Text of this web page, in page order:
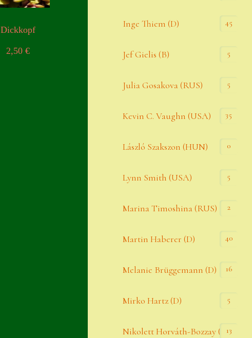
Warenkorb
Warenkorb
Widerrufsbelehrung
Dickkopf
2,50 €
Inge Thiem (D) 45
Jef Gielis (B) 5
Julia Gosakova (RUS) 5
Kevin C. Vaughn (USA) 35
László Szakszon (HUN) 0
Lynn Smith (USA) 5
Marina Timoshina (RUS) 2
Martin Haberer (D) 40
Melanie Brüggemann (D) 16
Mirko Hartz (D) 5
Nikolett Horváth-Bozzay (A)13